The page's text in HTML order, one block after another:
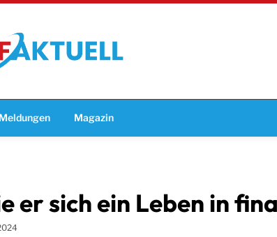
Meldungen Magazin
er sich ein Leben in